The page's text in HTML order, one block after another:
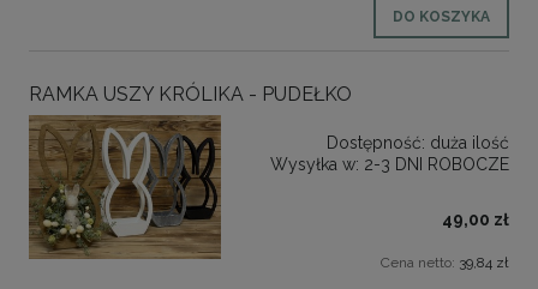
DO KOSZYKA
RAMKA USZY KRÓLIKA - PUDEŁKO
Dostępność: duża ilość
Wysyłka w: 2-3 DNI ROBOCZE
49,00 zł
Cena netto: 39,84 zł